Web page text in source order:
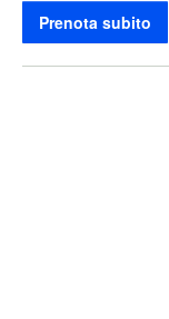
Prenota subito